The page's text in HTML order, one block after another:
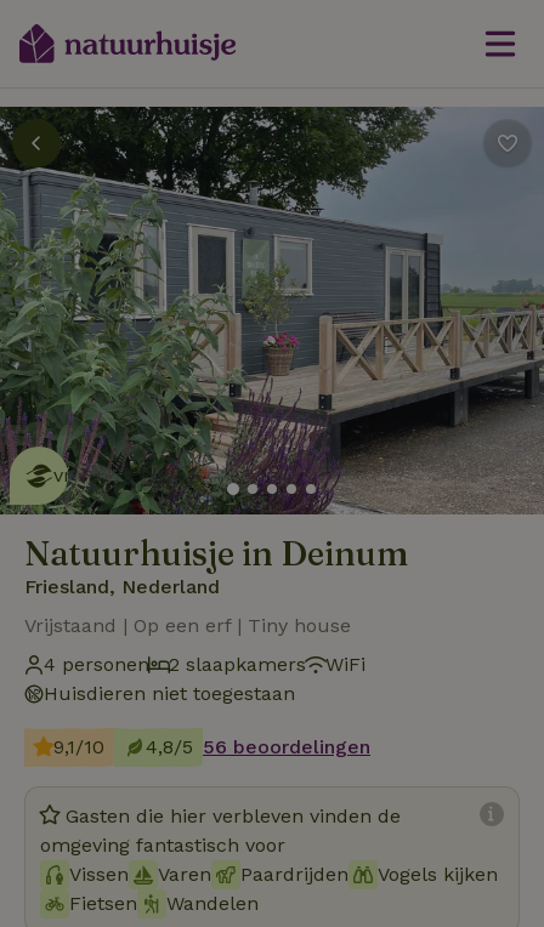
Dit natuurhuisje is eco-
vriendelijklees meer
Natuurhuisje in Deinum
Friesland, Nederland
Vrijstaand | Op een erf | Tiny house
4 personen
2 slaapkamers
WiFi
Huisdieren niet toegestaan
9,1/10 4,8/5 56 beoordelingen
Gasten die hier verbleven vinden de
omgeving fantastisch voor
Vissen
Varen Paardrijden
Vogels kijken
Fietsen
Wandelen